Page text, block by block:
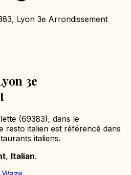
Lyon 3e Arrondissement
3e
(69383), dans le
resto italien est référencé dans
italiens.
, Italian.